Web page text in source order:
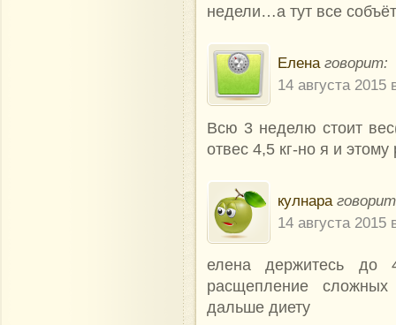
недели…а тут все
Елена говорит:
14 августа 2015
Всю 3 неделю стоит
отвес 4,5 кг-но я и этому
кулнара
14 августа 2015
елена держитесь до
расщепление
дальше диету